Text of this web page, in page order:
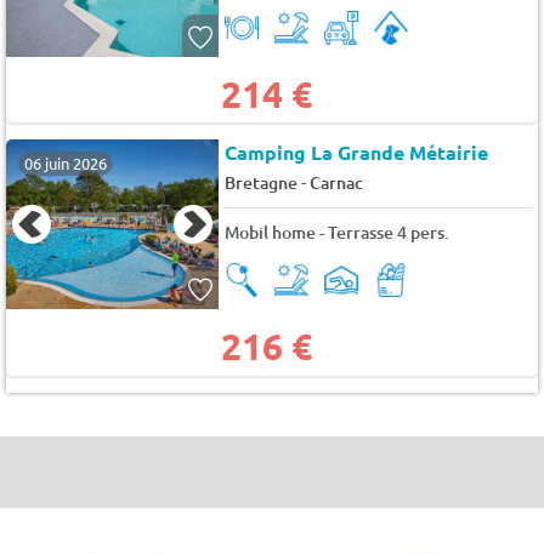
214 €
06 juin 2026 Camping La Grande Métairie
Bretagne-Carnac
Mobil home - Terrasse 4 pers.
216 €